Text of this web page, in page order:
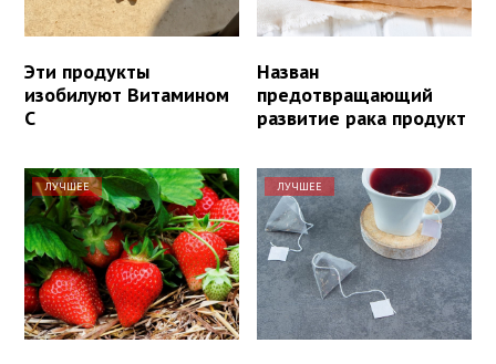
Эти продукты
изобилуют Витамином
С
Назван
предотвращающий
развитие рака продукт
ЛУЧШЕЕ ЛУЧШЕЕ